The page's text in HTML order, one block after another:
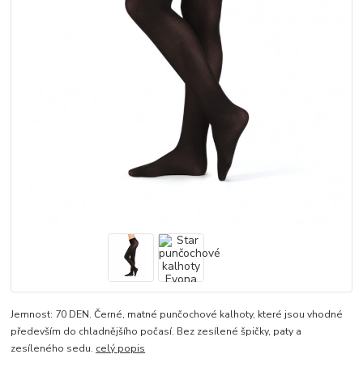
Jemnost: 70 DEN. Černé, matné punčochové kalhoty, které jsou vhodné
především do chladnějšího počasí. Bez zesílené špičky, paty a
zesíleného sedu. celý popis